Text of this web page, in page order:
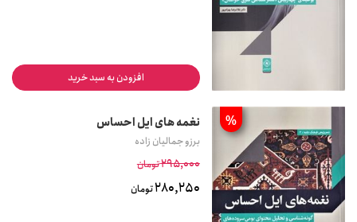
افزودن به سبد خرید
% نغمه های ایل احساس
برزو جمالیان زاده
295,000تومان
280,250تومان